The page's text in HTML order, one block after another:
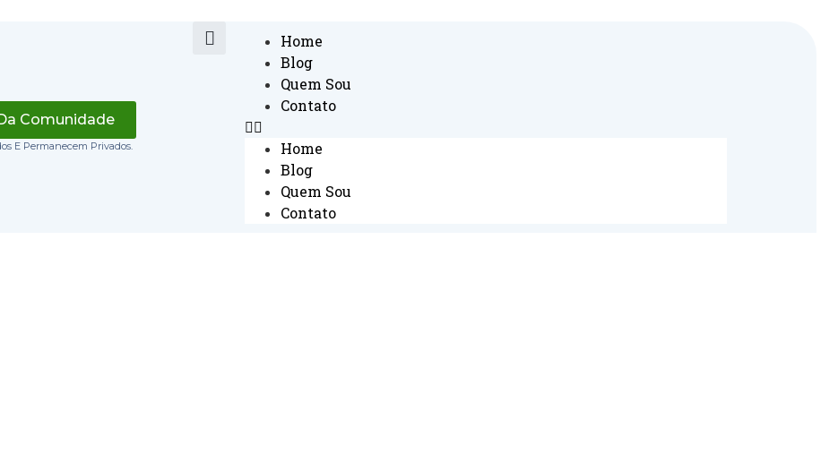
Comunidade
E Permanecem Privados.
Home
Blog
Quem Sou
Contato
Home
Blog
Quem Sou
Contato